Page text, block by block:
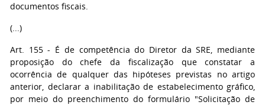
documentos fiscais.
(...)
Art. 155 - É de competência do Diretor da SRE, mediante
proposição do chefe da fiscalização que constatar a
ocorrência de qualquer das hipóteses previstas no artigo
anterior, declarar a inabilitação de estabelecimento gráfico,
por meio do preenchimento do formulário "Solicitação de